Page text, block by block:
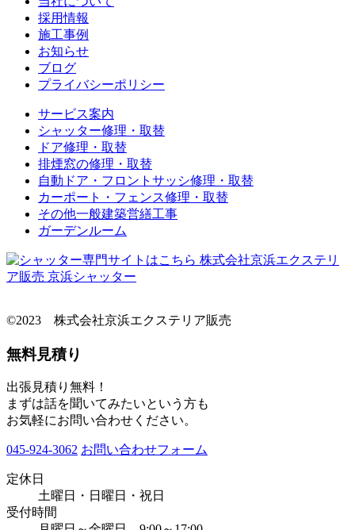
採用情報
施工事例
お知らせ
ブログ
プライバシーポリシー
サービス案内
シャッター修理・取替
ドア修理・取替
排煙窓の修理・取替
自動ドア・フロントサッシ修理・取替
カーポート・フェンス修理・取替
その他一般建築営繕工事
ガーデンルーム
©2023 株式会社京浜エクステリア販売
無料見積り
出張見積り無料！
まずは話を聞いてみたいという方も
お気軽にお問い合わせください。
045-924-3062 お問い合わせフォーム
定休日
土曜日・日曜日・祝日
受付時間